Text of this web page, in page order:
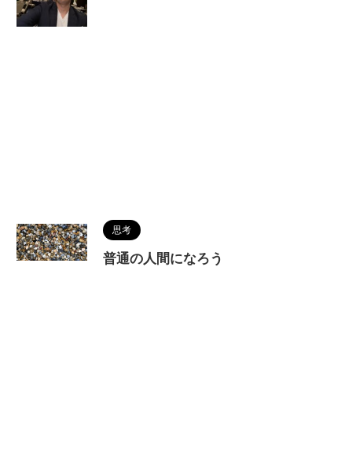
思考
普通の人間になろう